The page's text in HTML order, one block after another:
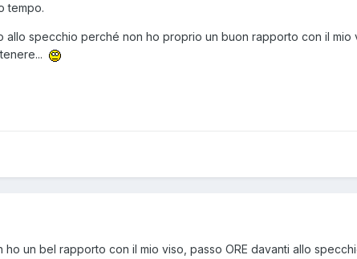
tempo.
allo specchio perché non ho proprio un buon rapporto con il mio
un bel rapporto con il mio viso, passo ORE davanti allo